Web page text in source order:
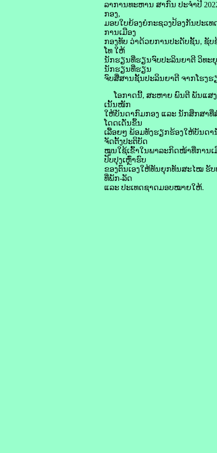
ລາການທະຫານ ສາກົນ ປະຈຳປີ
ກອງ,
ມອບໃບຍ້ອງຍໍກະຊວງປ້ອງກັນປະເ
ການເມືອງ
ກອງທັບ ວ່າດ້ວຍການປະດັບຊັ້ນ, ຊັ
ໂທ ໃຫ້
ນັກຮຽນທີ່ຮຽນຈົບປະລິນຍາຕີ ວິທະ
ນັກຮຽນທີ່ຮຽນ
ຈົບສື່ສານຊັ້ນປະລິນຍາຕີ ຈາກໂຮງ
ໂອກາດນີ້, ສະຫາຍ ພົນຕີ ພັນແສງ
ເນັ້ນໜັກ
ໃຫ້ບັນດາກົມກອງ ແລະ ນັກສຶກສາທີ່
ໂດດເດັ່ນຂຶ້ນ
ເລື້ອຍໆ ພ້ອມທັງຮຽກຮ້ອງໃຫ້ບັນດ
ຈັດຕັ້ງປະຕິບັດ
ໝູນໃຊ້ເຂົ້າໃນພາລະກິດໜ້າທີ່ການເ
ປັບປຸງເຫຼົ່າຮົບ
ຂອງຕົນເອງໃຫ້ທັນຍຸກທັນສະໄໝ ຮັ
ທີ່ພັກ-ລັດ
ແລະ ປະເທດຊາດມອບໝາຍໃຫ້.